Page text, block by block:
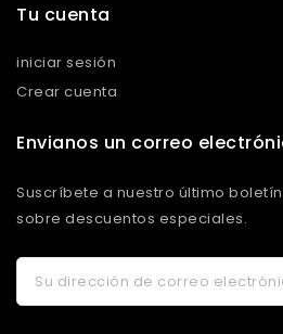
Tu cuenta
iniciar sesión
Crear cuenta
Envianos un correo
Suscríbete a nuestro último
sobre descuentos especiales.